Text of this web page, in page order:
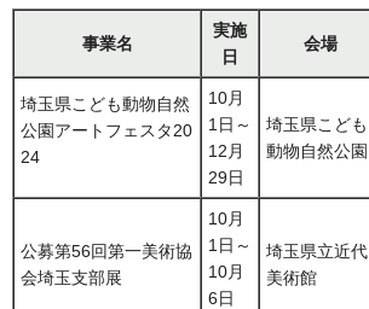
事業名
実施
日
会場
埼玉県こども動物自然
公園アートフェスタ20
24
10月
1日～
12月
29日
埼玉県こども
動物自然公園
公募第56回第一美術協
会埼玉支部展
10月
1日～
10月
6日
埼玉県立近代
美術館